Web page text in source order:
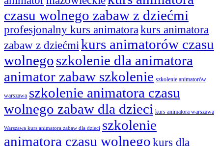
czasu wolnego zabaw z dziećmi
profesjonalny kurs animatora kurs animatora
zabaw z dziećmi kurs animatorów czasu
wolnegoszkolenie dla animatora
animator zabaw szkolenie szkolenie animatorów
warszawa szkolenie animatora czasu
wolnego zabaw dla dzieci kurs animatora warszawa
Warszawa kurs animatora zabaw dla dzieci szkolenie
animatora czasu wolnego kurs dla